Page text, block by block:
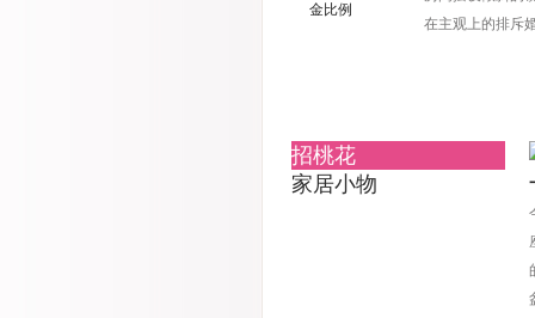
在主观上的排斥
招桃花
家居小物